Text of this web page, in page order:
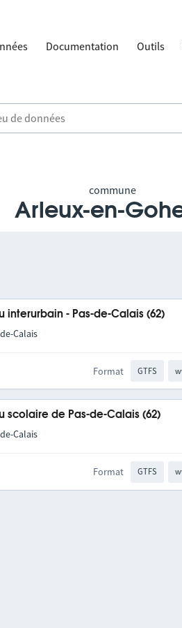
Documentation Outils
commune
Arleux-en-
interurbain - Pas-de-Calais (62)
Calais
Format GTFS
scolaire de Pas-de-Calais (62)
Calais
Format GTFS